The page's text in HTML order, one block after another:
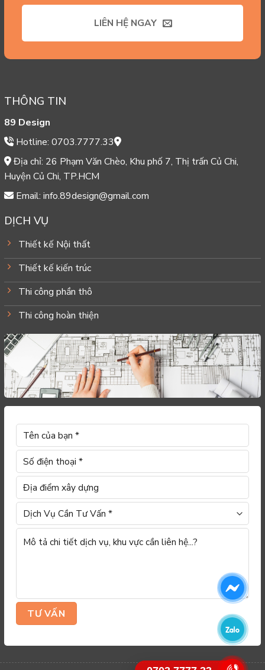
LIÊN HỆ NGAY
THÔNG TIN
89 Design
Hotline: 0703.7777.33
Địa chỉ: 26 Phạm Văn Chèo, Khu phố 7, Thị trấn Củ Chi,
Huyện Củ Chi, TP.HCM
Email: info.89design@gmail.com
DỊCH VỤ
Thiết kế Nội thất
Thiết kế kiến trúc
Thi công phần thô
Thi công hoàn thiện